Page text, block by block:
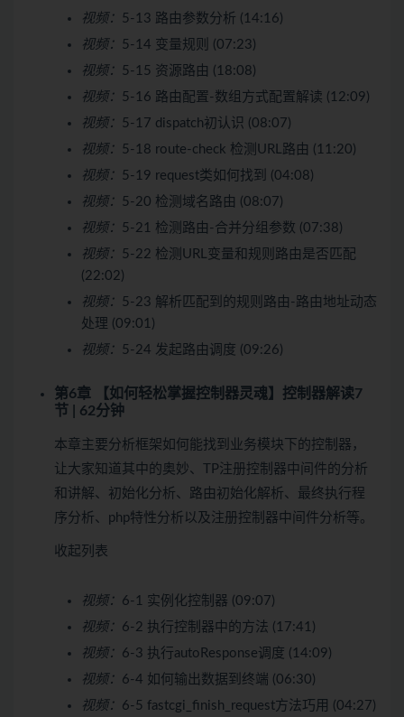
视频： 5-13 路由参数分析 (14:16)
视频： 5-14 变量规则 (07:23)
视频： 5-15 资源路由 (18:08)
视频： 5-16 路由配置-数组方式配置解读 (12:09)
视频： 5-17 dispatch初认识 (08:07)
视频： 5-18 route-check 检测URL路由 (11:20)
视频： 5-19 request类如何找到 (04:08)
视频： 5-20 检测域名路由 (08:07)
视频： 5-21 检测路由-合并分组参数 (07:38)
视频： 5-22 检测URL变量和规则路由是否匹配
(22:02)
视频： 5-23 解析匹配到的规则路由-路由地址动态
处理 (09:01)
视频： 5-24 发起路由调度 (09:26)
第6章 【如何轻松掌握控制器灵魂】控制器解读7
节 | 62分钟
本章主要分析框架如何能找到业务模块下的控制器，
让大家知道其中的奥妙、TP注册控制器中间件的分析
和讲解、初始化分析、路由初始化解析、最终执行程
序分析、php特性分析以及注册控制器中间件分析等。
收起列表
视频： 6-1 实例化控制器 (09:07)
视频： 6-2 执行控制器中的方法 (17:41)
视频： 6-3 执行autoResponse调度 (14:09)
视频： 6-4 如何输出数据到终端 (06:30)
视频： 6-5 fastcgi_finish_request方法巧用 (04:27)